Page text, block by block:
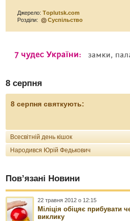
Джерело:Тoplutsk.com
Розділи:
Суспільство
8 серпня
8 серпня святкують:
Всесвітній день кішок
Народився Юрій Федькович
Пов’язані Новини
22 травня 2012 о 12:15
Міліція обіцяє прибувати
виклику